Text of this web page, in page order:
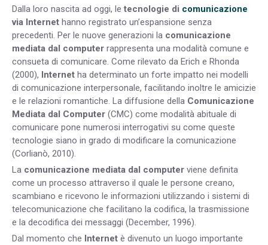
Dalla loro nascita ad oggi, le tecnologie di comunicazione
via Internet hanno registrato un’espansione senza
precedenti. Per le nuove generazioni la comunicazione
mediata dal computer rappresenta una modalità comune e
consueta di comunicare. Come rilevato da Erich e Rhonda
(2000), Internet ha determinato un forte impatto nei modelli
di comunicazione interpersonale, facilitando inoltre le amicizie
e le relazioni romantiche. La diffusione della Comunicazione
Mediata dal Computer (CMC) come modalità abituale di
comunicare pone numerosi interrogativi su come queste
tecnologie siano in grado di modificare la comunicazione
(Corlianò, 2010).
La comunicazione mediata dal computer viene definita
come un processo attraverso il quale le persone creano,
scambiano e ricevono le informazioni utilizzando i sistemi di
telecomunicazione che facilitano la codifica, la trasmissione
e la decodifica dei messaggi (December, 1996).
Dal momento che Internet è divenuto un luogo importante